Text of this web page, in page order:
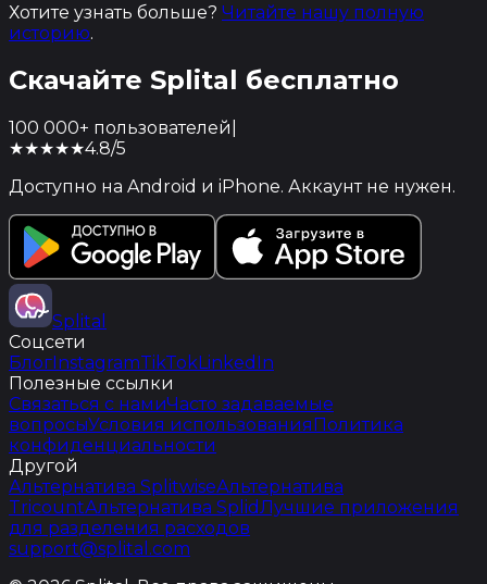
Хотите узнать больше? Читайте нашу полную
историю.
Скачайте Splital бесплатно
100 000+ пользователей
★★★★★4.8/5
Доступно на Android и iPhone. Аккаунт не нужен.
Splital
Соцсети
Блог InstagramTikTokLinkedIn
Полезные ссылки
Связаться с намиЧасто задаваемые
вопросыУсловия использования Политика
конфиденциальности
Другой
Альтернатива SplitwiseАльтернатива
TricountАльтернатива SplidЛучшие приложения
для разделения расходов
support@splital.com